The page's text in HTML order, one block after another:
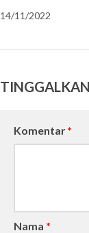
14/11/2022
Komentar *
Nama *